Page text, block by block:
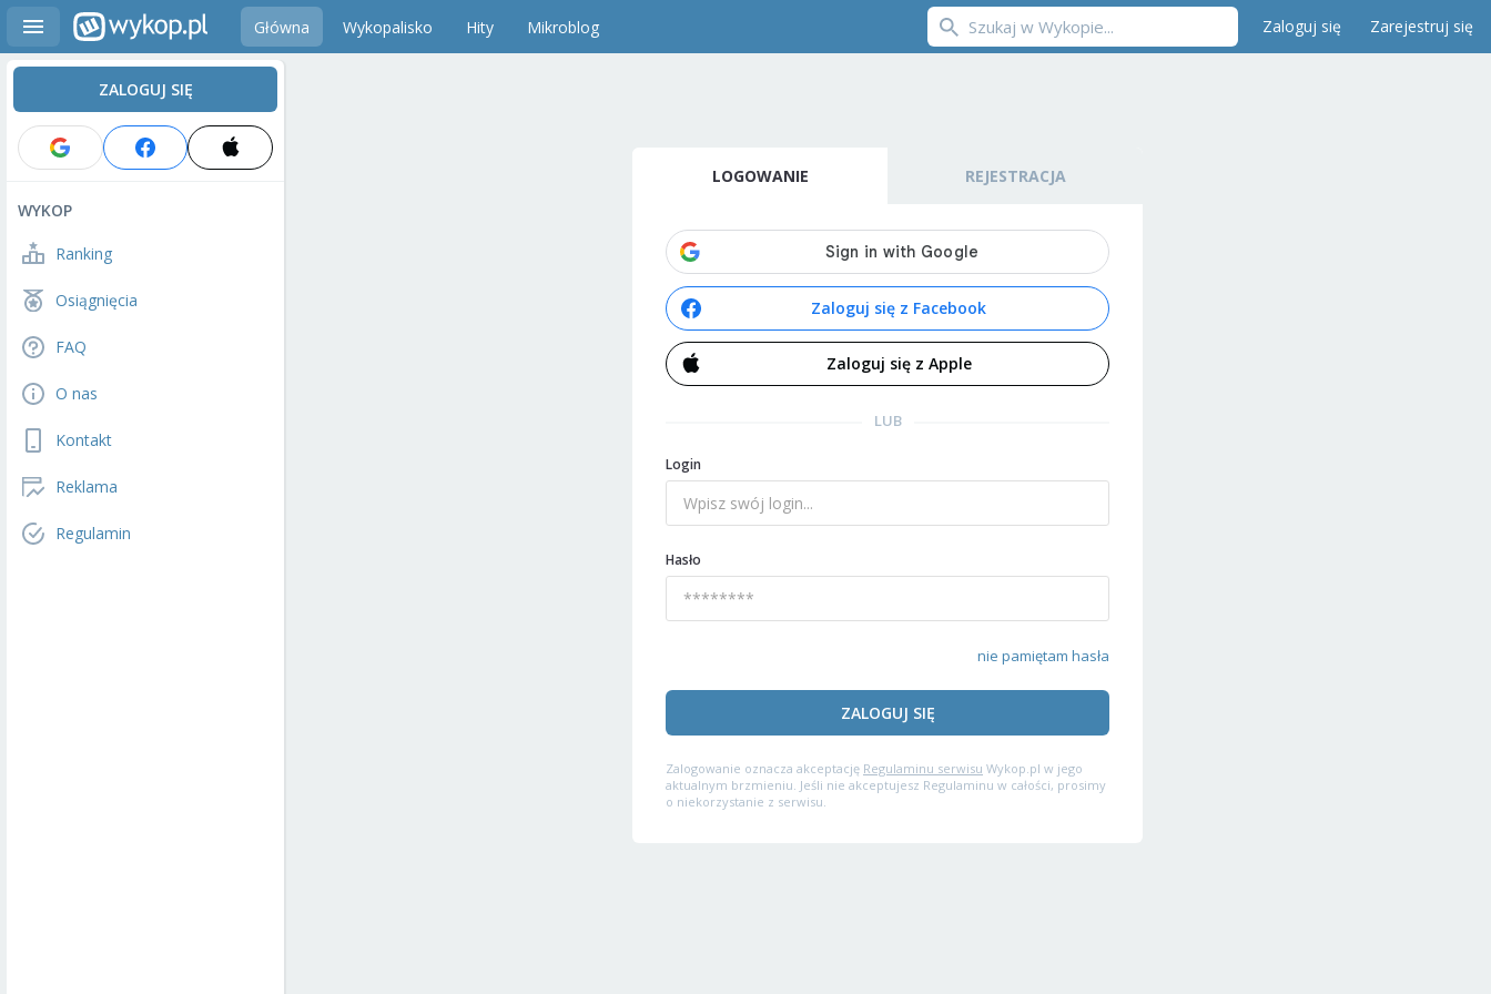
Główna Wykopalisko Hity Mikroblog Zaloguj się Zarejestruj się
ZALOGUJ SIĘ
WYKOP
Ranking
Osiągnięcia
FAQ
O nas
Kontakt
Reklama
Regulamin
LOGOWANIE REJESTRACJA
Zaloguj się z Facebook
Zaloguj się z Apple
LUB
Login
Hasło
nie pamiętam hasła
ZALOGUJ SIĘ
Zalogowanie oznacza akceptację Regulaminu serwisu Wykop.pl w jego
aktualnym brzmieniu. Jeśli nie akceptujesz Regulaminu w całości, prosimy
o niekorzystanie z serwisu.